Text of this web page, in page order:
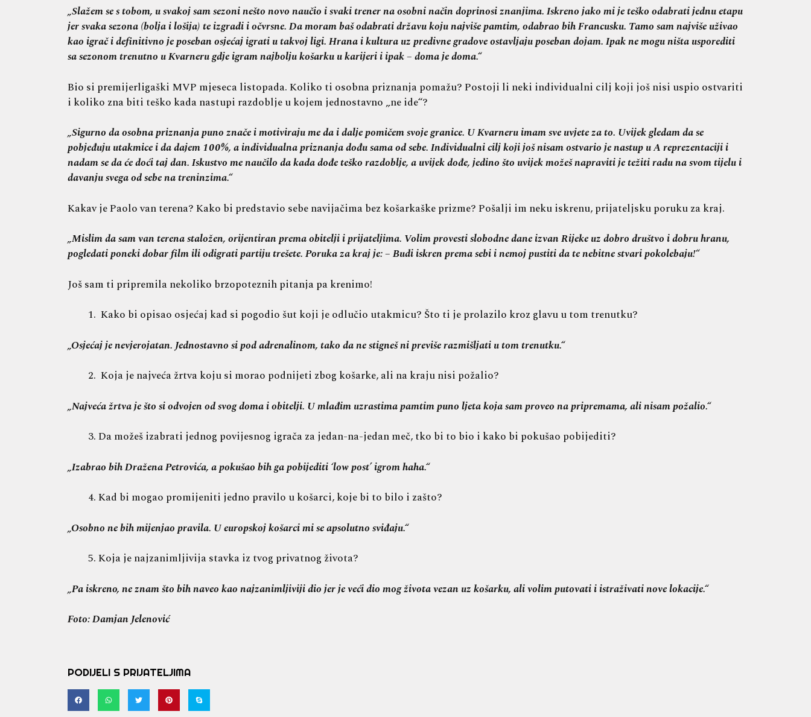
„Slažem se s tobom, u svakoj sam sezoni nešto novo naučio i svaki trener na osobni način doprinosi znanjima. Iskreno jako mi je teško odabrati jednu etapu
jer svaka sezona (bolja i lošija) te izgradi i očvrsne. Da moram baš odabrati državu koju najviše pamtim, odabrao bih Francusku. Tamo sam najviše uživao
kao igrač i definitivno je poseban osjećaj igrati u takvoj ligi. Hrana i kultura uz predivne gradove ostavljaju poseban dojam. Ipak ne mogu ništa usporediti
sa sezonom trenutno u Kvarneru gdje igram najbolju košarku u karijeri i ipak – doma je doma.“
Bio si premijerligaški MVP mjeseca listopada. Koliko ti osobna priznanja pomažu? Postoji li neki individualni cilj koji još nisi uspio ostvariti
i koliko zna biti teško kada nastupi razdoblje u kojem jednostavno „ne ide“?
„Sigurno da osobna priznanja puno znače i motiviraju me da i dalje pomičem svoje granice. U Kvarneru imam sve uvjete za to. Uvijek gledam da se
pobjeđuju utakmice i da dajem 100%, a individualna priznanja dođu sama od sebe. Individualni cilj koji još nisam ostvario je nastup u A reprezentaciji i
nadam se da će doći taj dan. Iskustvo me naučilo da kada dođe teško razdoblje, a uvijek dođe, jedino što uvijek možeš napraviti je težiti radu na svom tijelu i
davanju svega od sebe na treninzima.“
Kakav je Paolo van terena? Kako bi predstavio sebe navijačima bez košarkaške prizme? Pošalji im neku iskrenu, prijateljsku poruku za kraj.
„Mislim da sam van terena staložen, orijentiran prema obitelji i prijateljima. Volim provesti slobodne dane izvan Rijeke uz dobro društvo i dobru hranu,
pogledati poneki dobar film ili odigrati partiju trešete. Poruka za kraj je: – Budi iskren prema sebi i nemoj pustiti da te nebitne stvari pokolebaju!“
Još sam ti pripremila nekoliko brzopoteznih pitanja pa krenimo!
Kako bi opisao osjećaj kad si pogodio šut koji je odlučio utakmicu? Što ti je prolazilo kroz glavu u tom trenutku?
„Osjećaj je nevjerojatan. Jednostavno si pod adrenalinom, tako da ne stigneš ni previše razmišljati u tom trenutku.“
Koja je najveća žrtva koju si morao podnijeti zbog košarke, ali na kraju nisi požalio?
„Najveća žrtva je što si odvojen od svog doma i obitelji. U mlađim uzrastima pamtim puno ljeta koja sam proveo na pripremama, ali nisam požalio.“
Da možeš izabrati jednog povijesnog igrača za jedan-na-jedan meč, tko bi to bio i kako bi pokušao pobijediti?
„Izabrao bih Dražena Petrovića, a pokušao bih ga pobijediti ‘low post’ igrom haha.“
Kad bi mogao promijeniti jedno pravilo u košarci, koje bi to bilo i zašto?
„Osobno ne bih mijenjao pravila. U europskoj košarci mi se apsolutno sviđaju.“
Koja je najzanimljivija stavka iz tvog privatnog života?
„Pa iskreno, ne znam što bih naveo kao najzanimljiviji dio jer je veći dio mog života vezan uz košarku, ali volim putovati i istraživati nove lokacije.“
Foto: Damjan Jelenović
PODIJELI S PRIJATELJIMA